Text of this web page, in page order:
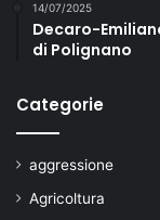
14/07/2025
Decaro-
di Polignano
Categorie
aggressione
Agricoltura